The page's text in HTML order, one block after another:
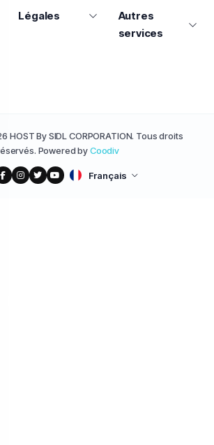
Légales
Autres
services
HOST By SIDL CORPORATION. Tous droits
Powered byCoodiv
Français